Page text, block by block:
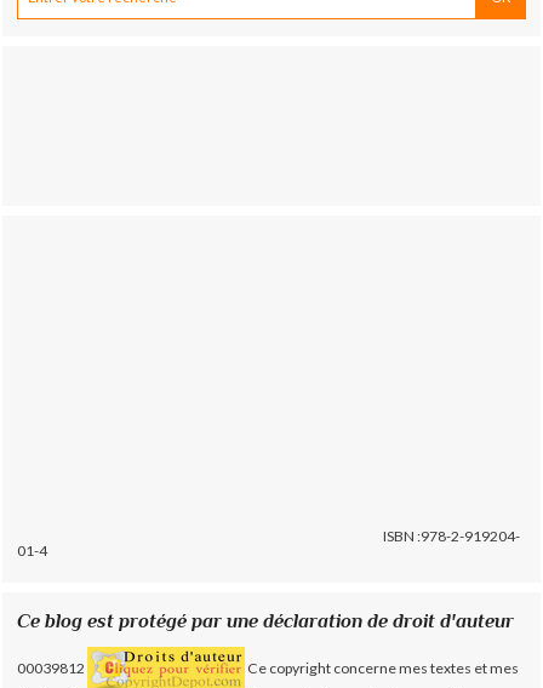
ISBN :978-2-919204-
01-4
Ce blog est protégé par une déclaration de droit d'auteur
00039812
Ce copyright concerne mes textes et mes